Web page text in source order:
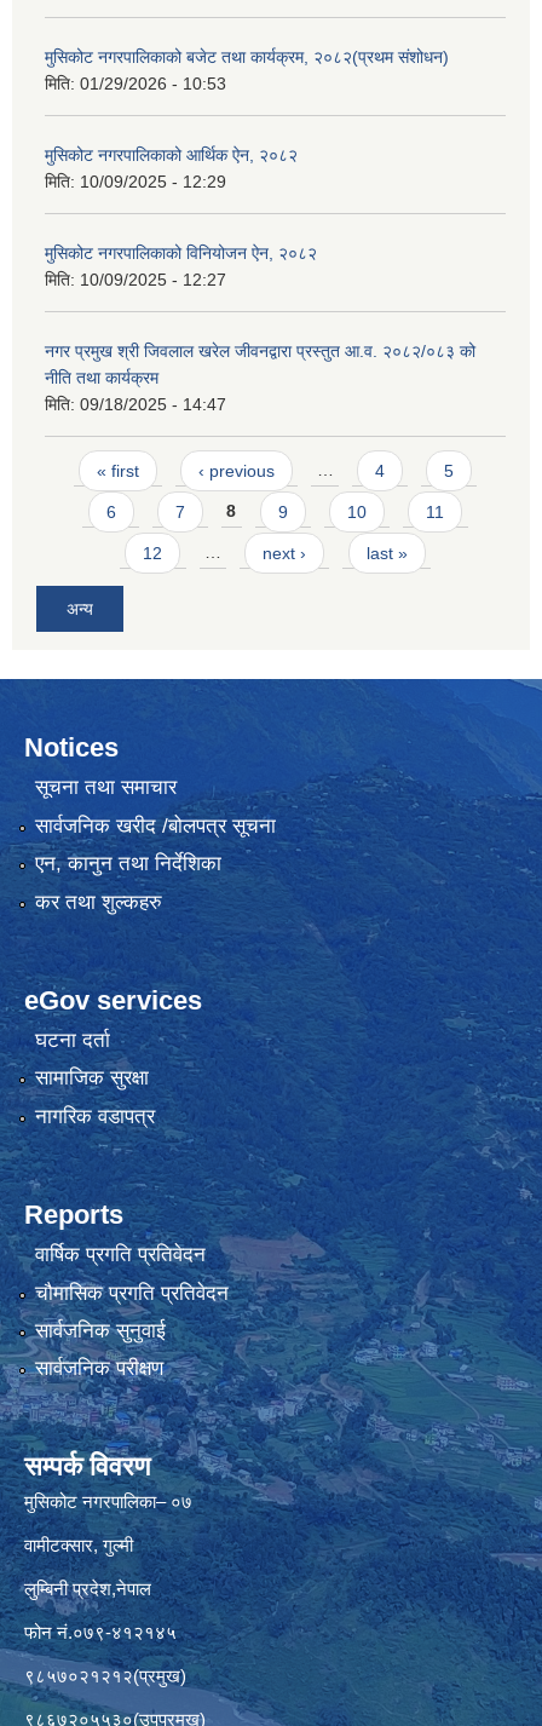
मुसिकोट नगरपालिकाको बजेट तथा कार्यक्रम, २०८२(प्रथम संशोधन)
मिति: 01/29/2026 - 10:53
मुसिकोट नगरपालिकाको आर्थिक ऐन, २०८२
मिति: 10/09/2025 - 12:29
मुसिकोट नगरपालिकाको विनियोजन ऐन, २०८२
मिति: 10/09/2025 - 12:27
नगर प्रमुख श्री जिवलाल खरेल जीवनद्वारा प्रस्तुत आ.व. २०८२/०८३ को
नीति तथा कार्यक्रम
मिति: 09/18/2025 - 14:47
Pages
« first ‹ previous … 4 5
6 7 8 9 10 11
12 … next › last »
अन्य
Notices
सूचना तथा समाचार
सार्वजनिक खरीद /बोलपत्र सूचना
एन, कानुन तथा निर्देशिका
कर तथा शुल्कहरु
eGov services
घटना दर्ता
सामाजिक सुरक्षा
नागरिक वडापत्र
Reports
वार्षिक प्रगति प्रतिवेदन
चौमासिक प्रगति प्रतिवेदन
सार्वजनिक सुनुवाई
सार्वजनिक परीक्षण
सम्पर्क विवरण
मुसिकोट नगरपालिका– ०७
वामीटक्सार, गुल्मी
लुम्बिनी प्रदेश,नेपाल
फोन नं.०७९-४१२१४५
९८५७०२१२१२(प्रमुख)
९८६७२०५५३०(उपप्रमुख)